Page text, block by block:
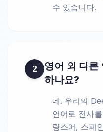
수 있습니다.
2
영어 외 다른
하나요?
네. 우리의
언어로 전사
랑스어, 스페